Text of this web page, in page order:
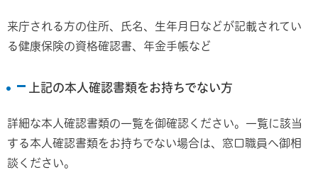
来庁される方の住所、氏名、生年月日などが記載されてい
る健康保険の資格確認書、年金手帳など
上記の本人確認書類をお持ちでない方
詳細な本人確認書類の一覧を御確認ください。一覧に該当
する本人確認書類をお持ちでない場合は、窓口職員へ御相
談ください。